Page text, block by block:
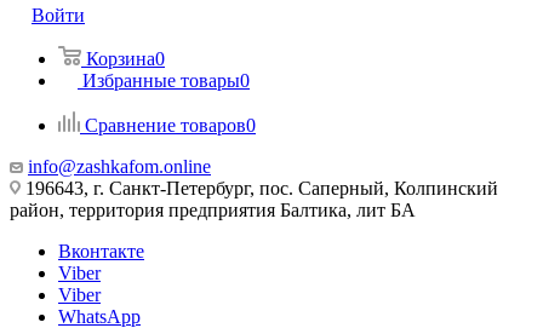
Войти
Корзина0
Избранные товары0
Сравнение товаров0
info@zashkafom.online
196643, г. Санкт-Петербург, пос. Саперный, Колпинский
район, территория предприятия Балтика, лит БА
Вконтакте
Viber
Viber
WhatsApp